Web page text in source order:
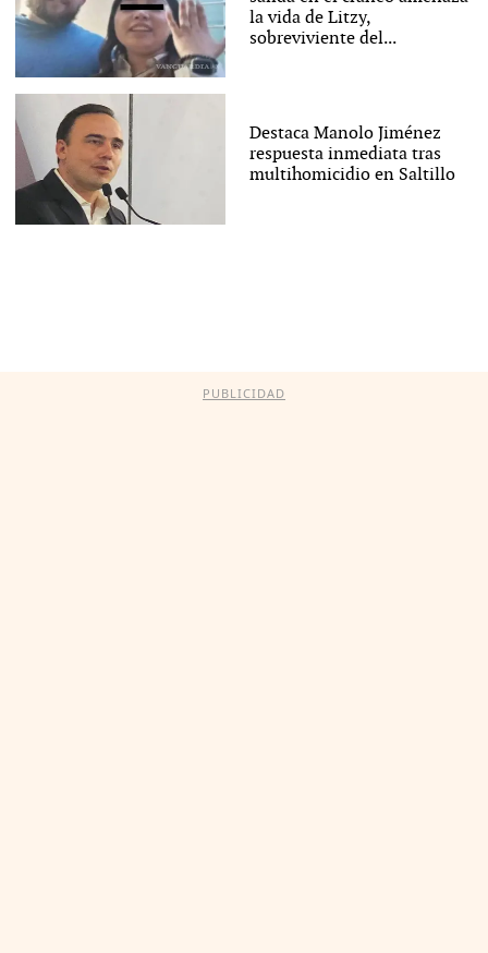
la vida de Litzy,
sobreviviente del...
Destaca Manolo Jiménez
respuesta inmediata tras
multihomicidio en Saltillo
PUBLICIDAD